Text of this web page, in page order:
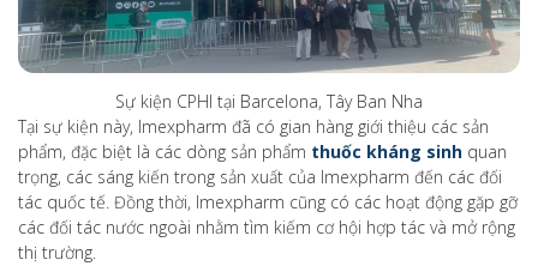
Sự kiện CPHI tại Barcelona, Tây Ban Nha
Tại sự kiện này, Imexpharm đã có gian hàng giới thiệu các sản
phẩm, đặc biệt là các dòng sản phẩm thuốc kháng sinh quan
trọng, các sáng kiến trong sản xuất của Imexpharm đến các đối
tác quốc tế. Đồng thời, Imexpharm cũng có các hoạt động gặp gỡ
các đối tác nước ngoài nhằm tìm kiếm cơ hội hợp tác và mở rộng
thị trường.